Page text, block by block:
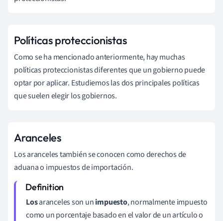
Políticas proteccionistas
Como se ha mencionado anteriormente, hay muchas
políticas proteccionistas diferentes que un gobierno puede
optar por aplicar. Estudiemos las dos principales políticas
que suelen elegir los gobiernos.
Aranceles
Los aranceles también se conocen como derechos de
aduana o impuestos de importación.
Losaranceles son unimpuesto, normalmente impuesto
como un porcentaje basado en el valor de un artículo o